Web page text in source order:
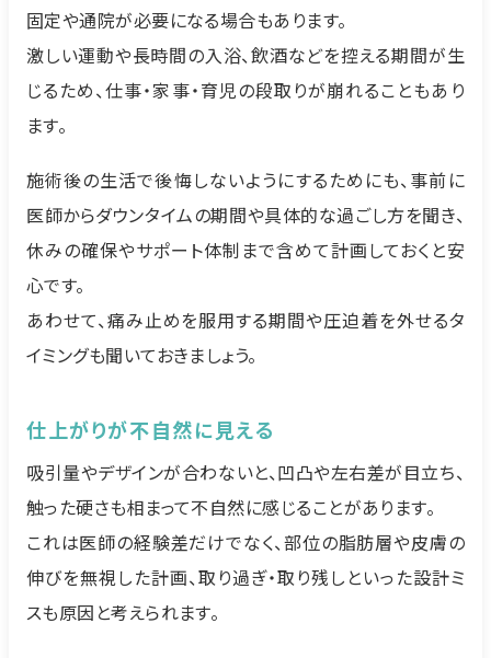
固定や通院が必要になる場合もあります。
激しい運動や長時間の入浴、飲酒などを控える期間が生
じるため、仕事・家事・育児の段取りが崩れることもあり
ます。
施術後の生活で後悔しないようにするためにも、事前に
医師からダウンタイムの期間や具体的な過ごし方を聞き、
休みの確保やサポート体制まで含めて計画しておくと安
心です。
あわせて、痛み止めを服用する期間や圧迫着を外せるタ
イミングも聞いておきましょう。
仕上がりが不自然に見える
吸引量やデザインが合わないと、凹凸や左右差が目立ち、
触った硬さも相まって不自然に感じることがあります。
これは医師の経験差だけでなく、部位の脂肪層や皮膚の
伸びを無視した計画、取り過ぎ・取り残しといった設計ミ
スも原因と考えられます。